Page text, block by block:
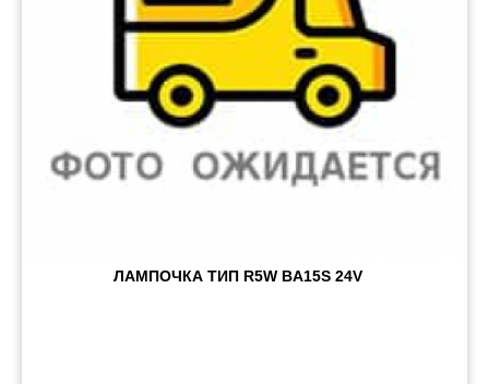
ЛАМПОЧКА ТИП R5W BA15S 24V